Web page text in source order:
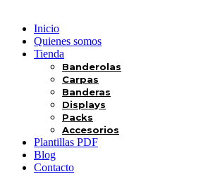
Inicio
Quienes somos
Tienda
Banderolas
Carpas
Banderas
Displays
Packs
Accesorios
Plantillas PDF
Blog
Contacto